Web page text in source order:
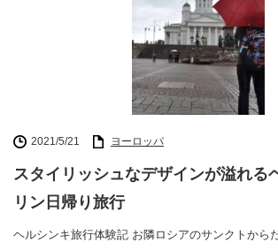
2021/5/21 ヨーロッパ
スタイリッシュなデザインが溢れる
リン日帰り旅行
ヘルシンキ旅行体験記 お隣ロシアのサンクトから